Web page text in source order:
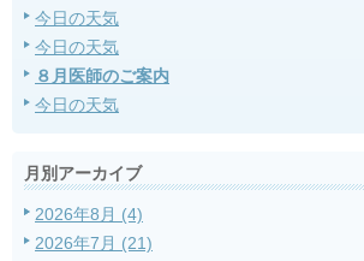
今日の天気
今日の天気
８月医師のご案内
今日の天気
月別アーカイブ
2026年8月 (4)
2026年7月 (21)